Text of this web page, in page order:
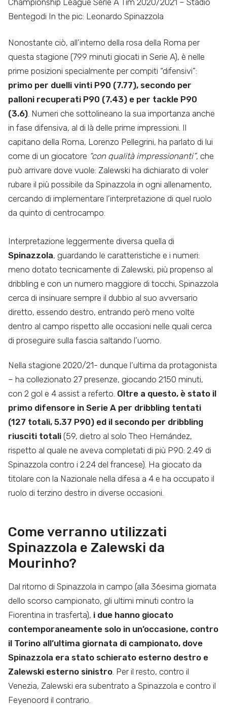
Championship League Serie A Tim 2020/2021 – Stadio
Bentegodi In the pic: Leonardo Spinazzola
Nonostante ciò, all’interno della rosa della Roma per
questa stagione (799 minuti giocati in Serie A), è nelle
prime posizioni specialmente per compiti “difensivi”:
primo per duelli vinti P90 (7.77), secondo per
palloni recuperati P90 (7.43) e per tackle P90
(3.6). Numeri che sottolineano la sua importanza anche
in fase difensiva, al di là delle prime impressioni. Il
capitano della Roma, Lorenzo Pellegrini, ha parlato di lui
come di un giocatore “con qualità impressionanti”, che
può arrivare dove vuole: Zalewski ha dichiarato di voler
rubare il più possibile da Spinazzola in ogni allenamento,
cercando di implementare l’interpretazione di quel ruolo
da quinto di centrocampo.
Interpretazione leggermente diversa quella di
Spinazzola, guardando le caratteristiche e i numeri:
meno dotato tecnicamente di Zalewski, più propenso al
dribbling e con un numero maggiore di tocchi, Spinazzola
cerca di insinuare sempre il dubbio al suo avversario
diretto, essendo destro, entrando però meno volte
dentro al campo rispetto alle occasioni nelle quali cerca
di proseguire sulla fascia saltando l’uomo.
Nella stagione 2020/21- dunque l’ultima da protagonista
– ha collezionato 27 presenze, giocando 2150 minuti,
con 2 gol e 4 assist a referto. Oltre a questo, è stato il
primo difensore in Serie A per dribbling tentati
(127 totali, 5.37 P90) ed il secondo per dribbling
riusciti totali (59, dietro al solo Theo Hernández,
rispetto al quale ne aveva completati di più P90: 2.49 di
Spinazzola contro i 2.24 del francese). Ha giocato da
titolare con la Nazionale nella difesa a 4 e ha occupato il
ruolo di terzino destro in diverse occasioni.
Come verranno utilizzati
Spinazzola e Zalewski da
Mourinho?
Dal ritorno di Spinazzola in campo (alla 36esima giornata
dello scorso campionato, gli ultimi minuti contro la
Fiorentina in trasferta), i due hanno giocato
contemporaneamente solo in un’occasione, contro
il Torino all’ultima giornata di campionato, dove
Spinazzola era stato schierato esterno destro e
Zalewski esterno sinistro. Per il resto, contro il
Venezia, Zalewski era subentrato a Spinazzola e contro il
Feyenoord il contrario.